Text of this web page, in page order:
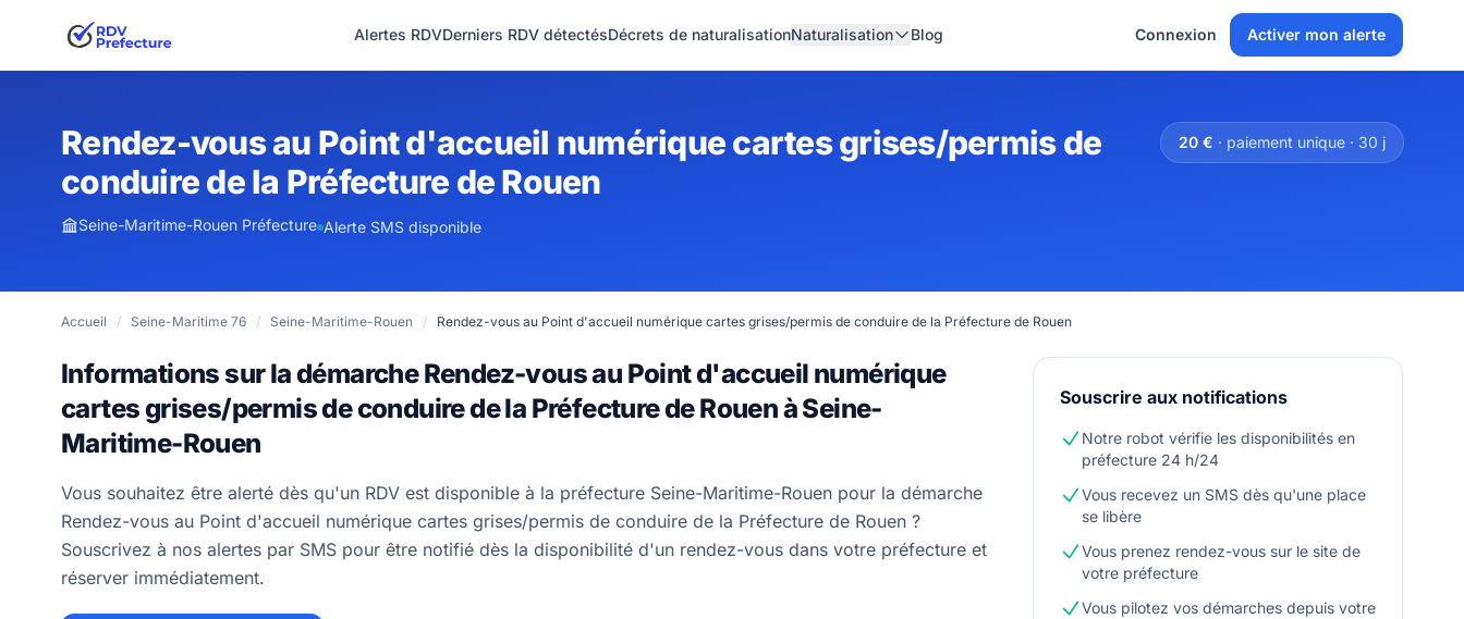
Alertes RDVDerniers RDV détectésDécrets de naturalisationNaturalisation Blog Connexion Activer mon alerte
Rendez-vous au Point d'accueil numérique cartes grises/permis de
conduire de la Préfecture de Rouen
Seine-Maritime-Rouen Préfecture Alerte SMS disponible
20 € · paiement unique · 30 j
Accueil / Seine-Maritime 76 / Seine-Maritime-Rouen / Rendez-vous au Point d'accueil numérique cartes grises/permis de conduire de la Préfecture de Rouen
Informations sur la démarche Rendez-vous au Point d'accueil numérique
cartes grises/permis de conduire de la Préfecture de Rouen à Seine-
Maritime-Rouen
Vous souhaitez être alerté dès qu'un RDV est disponible à la préfecture Seine-Maritime-Rouen pour la démarche
Rendez-vous au Point d'accueil numérique cartes grises/permis de conduire de la Préfecture de Rouen ?
Souscrivez à nos alertes par SMS pour être notifié dès la disponibilité d'un rendez-vous dans votre préfecture et
réserver immédiatement.
Souscrire aux notifications
Notre robot vérifie les disponibilités en
préfecture 24 h/24
Vous recevez un SMS dès qu'une place
se libère
Vous prenez rendez-vous sur le site de
votre préfecture
Vous pilotez vos démarches depuis votre